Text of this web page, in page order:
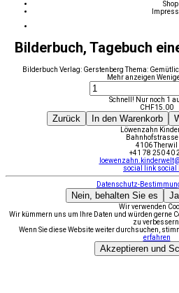
Shop
Bilderbuch, Tagebuch
Bilderbuch Verlag: Gerstenberg Thema:
Mehr anzeigen
Schnell! Nur noch 1
CHF15.00
Zurück In den Warenkorb
Löwenzahn
Bahnhofstrasse
4106 Therwil
+41 78 250 40
social link social
Datenschutz-
Nein, behalten Sie es
Wir verwenden
Wir kümmern uns um Ihre Daten und würden gerne
zu verbessern.
Wenn Sie diese Website weiter durchsuchen,
erfahren
Akzeptieren und